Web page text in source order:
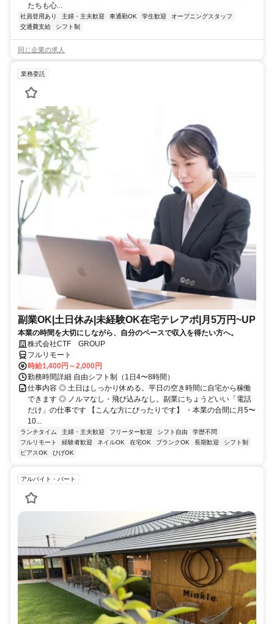
たちも心...
社員登用あり 主婦・主夫歓迎 車通勤OK 学生歓迎
オープニングスタッフ
交通費支給
シフト制
同じ企業の求人
業務委託
副業OK|土日休み|未経験OK在宅テレアポ|月5万円~UP
本業の時間を大切にしながら、自分のペースで収入を得たい方へ。
株式会社CTF GROUP
フルリモート
時給1,400円～2,000円
勤務時間詳細 自由シフト制（1日4〜8時間）
仕事内容 ◎ 土日はしっかり休める。平日の空き時間に自宅から稼働
できます ◎ ノルマなし・飛び込みなし。副業にちょうどいい「電話
だけ」の仕事です 【こんな方にぴったりです】 ・本業の合間に月5〜
10...
ランチタイム 主婦・主夫歓迎 フリーター歓迎 シフト自由
学歴不問
フルリモート
経験者歓迎 ネイルOK 在宅OK ブランクOK 長期歓迎
シフト制
ピアスOK
ひげOK
アルバイト・パート